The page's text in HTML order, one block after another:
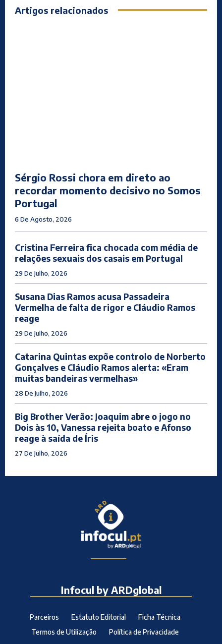
Artigos relacionados
Sérgio Rossi chora em direto ao
recordar momento decisivo no Somos
Portugal
6 De Agosto, 2026
Cristina Ferreira fica chocada com média de
relações sexuais dos casais em Portugal
29 De Julho, 2026
Susana Dias Ramos acusa Passadeira
Vermelha de falta de rigor e Cláudio Ramos
reage
29 De Julho, 2026
Catarina Quintas expõe controlo de Norberto
Gonçalves e Cláudio Ramos alerta: «Eram
muitas bandeiras vermelhas»
28 De Julho, 2026
Big Brother Verão: Joaquim abre o jogo no
Dois às 10, Vanessa rejeita boato e Afonso
reage à saída de Íris
27 De Julho, 2026
Infocul by ARDglobal
Parceiros Estatuto Editorial
Ficha Técnica
Termos de Utilização
Política de Privacidade